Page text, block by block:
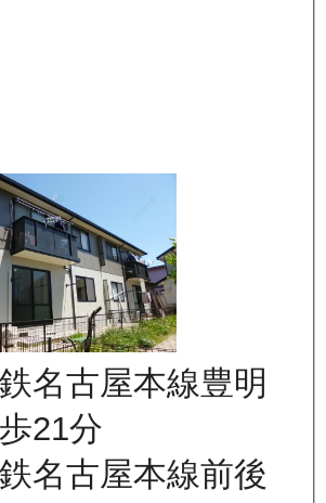
名古屋本線豊明
21分
名古屋本線前後